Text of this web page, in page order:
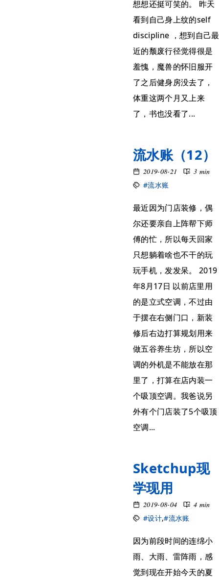
想想还挺可笑的。 昨天
看到自己身上纹的self
discipline ，想到自己最
近的颓废行径觉得很是
羞愧，魔兽的怀旧服开
了之后健身房没去了，
体重这两个月又上来
了，书也没看了...
流水账（12）
2019-08-21
3 min
#流水账
最近因为门店装修，偶
尔还要亲自上阵帮下师
傅的忙，所以每天回家
只想躺着啥也不干的玩
玩手机，发发呆。 2019
年8月17日 以前店里用
的是立式空调，不过由
于摆在右侧门口，新装
修后右边打算规划用来
做五谷养生坊，所以空
调的外机是不能放在那
里了，打算在店内装一
个吸顶空调。我爸说另
外有个门店装了5个吸顶
空调...
Sketchup现
学现用
2019-08-04
4 min
#设计,#流水账
因为前段时间的连绵小
雨、大雨、雷阵雨，感
觉到现在开始今天的夏